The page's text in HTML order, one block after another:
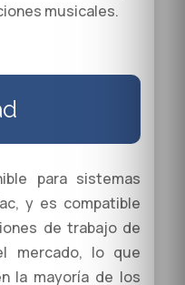
musicales.
para sistemas
y es compatible
de trabajo de
mercado, lo que
la mayoría de los